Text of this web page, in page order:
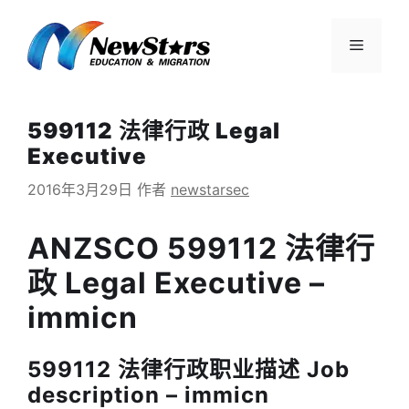
菜
599112 法律行政 Legal
Executive
2016年3月29日 作者 newstarsec
ANZSCO 599112 法律行
政 Legal Executive –
immicn
599112 法律行政职业描述 Job
description – immicn